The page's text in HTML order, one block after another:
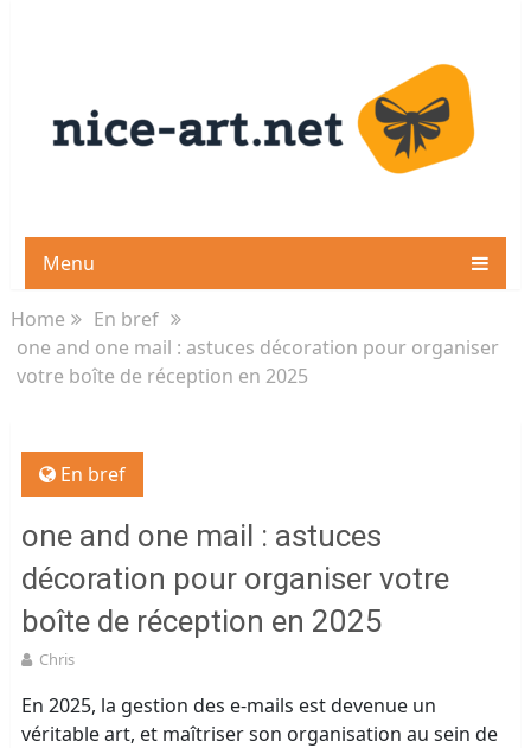
Menu
Home
En bref
one and one mail : astuces décoration pour organiser
votre boîte de réception en 2025
En bref
one and one mail : astuces
décoration pour organiser votre
boîte de réception en 2025
Chris
En 2025, la gestion des e-mails est devenue un
véritable art, et maîtriser son organisation au sein de